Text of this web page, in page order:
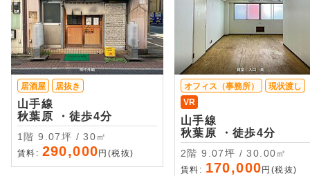
居酒屋 居抜き
山手線
秋葉原 ・徒歩4分
1階 9.07坪 / 30㎡
賃料: 290,000 円(税抜)
オフィス（事務所）
現状渡し
VR
山手線
秋葉原 ・徒歩4分
2階 9.07坪 / 30.00㎡
賃料: 170,000 円(税抜)